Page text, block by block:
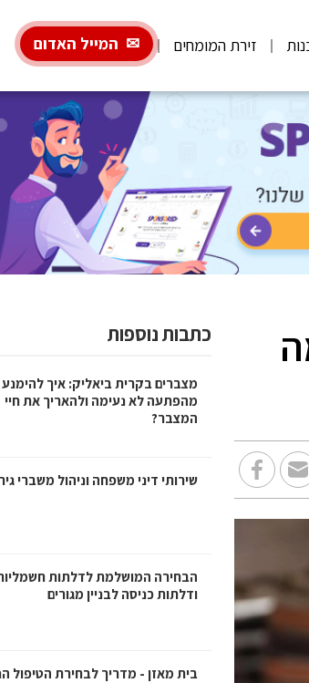
זירת המומחים המייל האדום
כתבות נוספות
מצברים בקרית ביאליק: איך להימנע
מהפתעה לא נעימה ולהאריך את חיי
המצבר?
שירותי דיני משפחה וניהול משברי
הבחירה המושלמת לדלתות
ודלתות כניסה לבניין מגורים
בית מאזן - מדריך לבחירת הטיפול